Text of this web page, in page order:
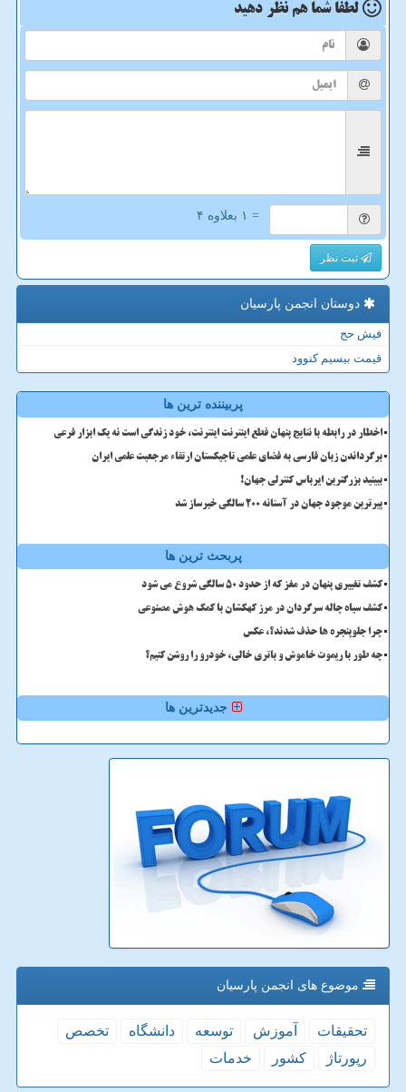
لطفا شما هم نظر دهید
= ۱ بعلاوه ۴
ثبت نظر
دوستان انجمن پارسیان
فیش حج
قیمت بیسیم کنوود
پربیننده ترین ها
اخطار در رابطه با نتایج پنهان قطع اینترنت اینترنت، خود زندگی است نه یک ابزار فرعی
برگرداندن زبان فارسی به فضای علمی تاجیکستان ارتقاء مرجعیت علمی ایران
ببینید بزرگترین ایرباس کنترلی جهان!
پیرترین موجود جهان در آستانه ۲۰۰ سالگی خبرساز شد
پربحث ترین ها
کشف تغییری پنهان در مغز که از حدود 50 سالگی شروع می شود
کشف سیاه چاله سرگردان در مرز کهکشان با کمک هوش مصنوعی
چرا جلوپنجره ها حذف شدند؟، عکس
چه طور با ریموت خاموش و باتری خالی، خودرو را روشن کنیم؟
جدیدترین ها
موضوع های انجمن پارسیان
تحقیقات آموزش توسعه دانشگاه
تخصص
رپورتاژ
كشور خدمات